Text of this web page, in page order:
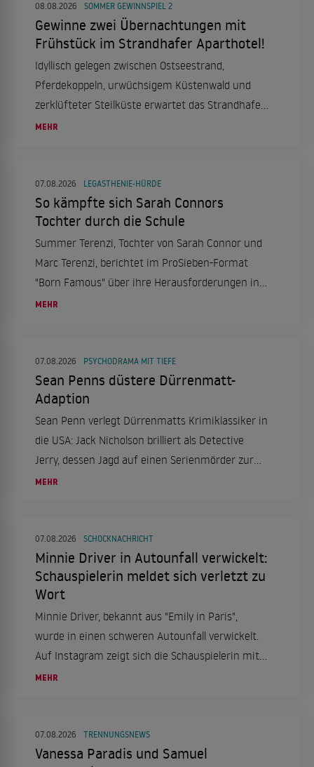
08.08.2026 SOMMER GEWINNSPIEL 2
Gewinne zwei Übernachtungen mit
Frühstück im Strandhafer Aparthotel!
Idyllisch gelegen zwischen Ostseestrand,
Pferdekoppeln, urwüchsigem Küstenwald und
zerklüfteter Steilküste erwartet das Strandhafer
Aparthotel seine Gäste mit einer Kombination
Übernachtungen mit Frühstück im
Doppelzimmer!
MEHR
07.08.2026 LEGASTHENIE-HÜRDE
So kämpfte sich Sarah Connors
Tochter durch die Schule
Summer Terenzi, Tochter von Sarah Connor und
Marc Terenzi, berichtet im ProSieben-Format
"Born Famous" über ihre Herausforderungen in
der Schule aufgrund von Legasthenie und ihren
MEHR
07.08.2026 PSYCHODRAMA MIT TIEFE
Sean Penns düstere Dürrenmatt-
Adaption
Sean Penn verlegt Dürrenmatts Krimiklassiker in
die USA: Jack Nicholson brilliert als Detective
Jerry, dessen Jagd auf einen Serienmörder zur
Obsession wird. Ein düsteres Psychodrama, das
MEHR
07.08.2026 SCHOCKNACHRICHT
Minnie Driver in Autounfall verwickelt:
Schauspielerin meldet sich verletzt zu
Wort
Minnie Driver, bekannt aus "Emily in Paris",
wurde in einen schweren Autounfall verwickelt.
Auf Instagram zeigt sich die Schauspielerin mit
einer Halskrause und berichtet von dem Vorfall,
MEHR
07.08.2026 TRENNUNGSNEWS
Vanessa Paradis und Samuel